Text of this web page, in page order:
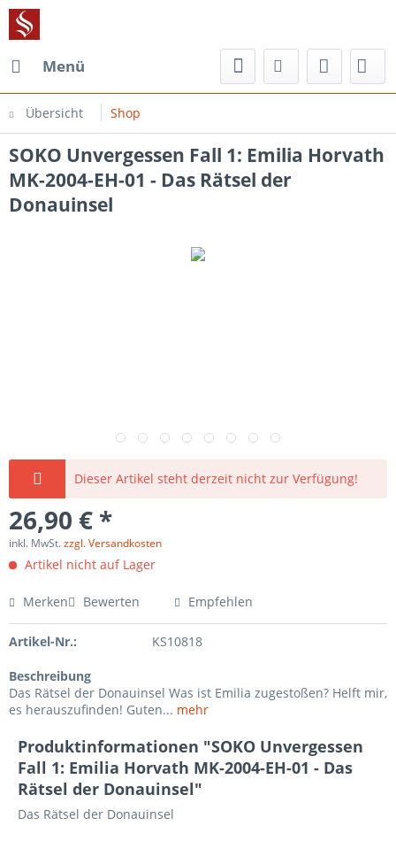
Menü
Übersicht Shop
SOKO Unvergessen Fall 1: Emilia Horvath
MK-2004-EH-01 - Das Rätsel der
Donauinsel
Dieser Artikel steht derzeit nicht zur Verfügung!
26,90 € *
inkl. MwSt.zzgl. Versandkosten
Artikel nicht auf Lager
Merken Bewerten Empfehlen
Artikel-Nr.: KS10818
Beschreibung
Das Rätsel der Donauinsel Was ist Emilia zugestoßen? Helft mir,
es herauszufinden! Guten... mehr
Produktinformationen "SOKO Unvergessen
Fall 1: Emilia Horvath MK-2004-EH-01 - Das
Rätsel der Donauinsel"
Das Rätsel der Donauinsel